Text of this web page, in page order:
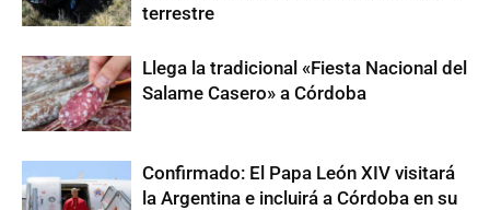
terrestre
Llega la tradicional «Fiesta Nacional del
Salame Casero» a Córdoba
Confirmado: El Papa León XIV visitará
la Argentina e incluirá a Córdoba en su